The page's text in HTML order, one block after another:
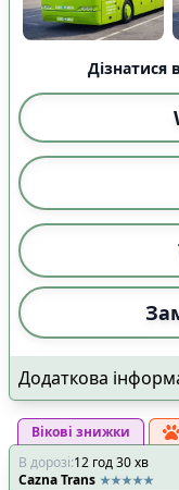
Дізнатися
Додаткова
Вікові знижки
В дорозі:12 год30хв
Cazna Trans